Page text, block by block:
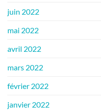
juin 2022
mai 2022
avril 2022
mars 2022
février 2022
janvier 2022